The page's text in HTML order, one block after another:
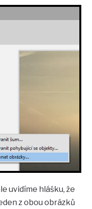
uvidíme hlášku, že
z obou obrázků